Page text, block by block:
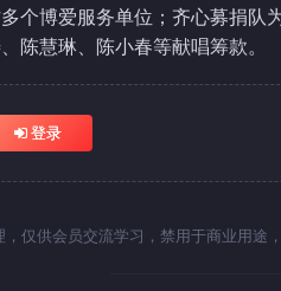
个博爱服务单位；齐心募捐
陈慧琳、陈小春等献唱筹款。
登录
仅供会员交流学习，禁用于商业用途